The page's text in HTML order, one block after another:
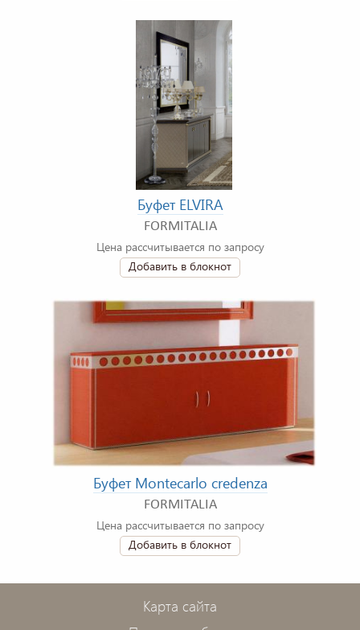
Буфет ELVIRA
FORMITALIA
Цена рассчитывается по запросу
Добавить в блокнот
Буфет Montecarlo credenza
FORMITALIA
Цена рассчитывается по запросу
Добавить в блокнот
Карта сайта